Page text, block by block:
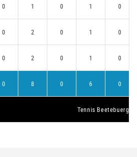
0 1 0 1 0
0 2 0 1 0
0 2 0 1 0
0 8 0 6 0
Tennis Beetebuerg 1